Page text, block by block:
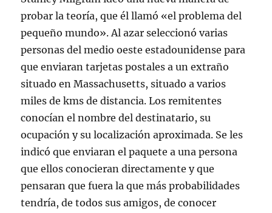
probar la teoría, que él llamó «el problema del
pequeño mundo». Al azar seleccionó varias
personas del medio oeste estadounidense para
que enviaran tarjetas postales a un extraño
situado en Massachusetts, situado a varios
miles de kms de distancia. Los remitentes
conocían el nombre del destinatario, su
ocupación y su localización aproximada. Se les
indicó que enviaran el paquete a una persona
que ellos conocieran directamente y que
pensaran que fuera la que más probabilidades
tendría, de todos sus amigos, de conocer